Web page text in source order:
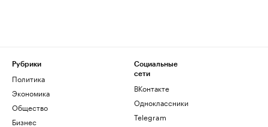
Рубрики
Политика
Экономика
Общество
Бизнес
Социальные
сети
ВКонтакте
Одноклассники
Telegram